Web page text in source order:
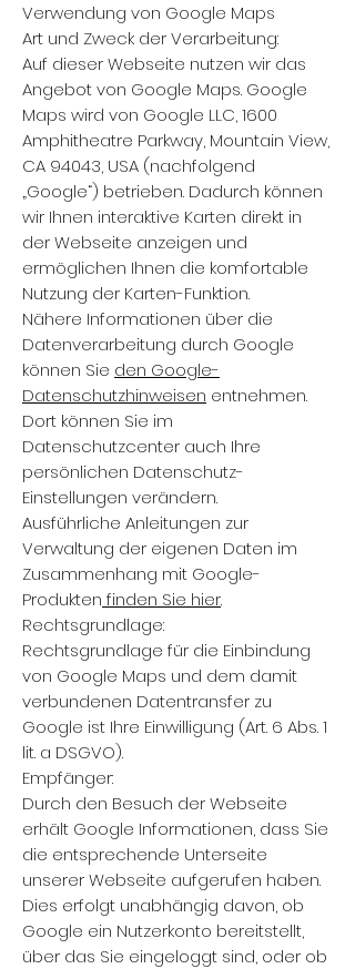
Verwendung von Google Maps
Art und Zweck der Verarbeitung:
Auf dieser Webseite nutzen wir das
Angebot von Google Maps. Google
Maps wird von Google LLC, 1600
Amphitheatre Parkway, Mountain View,
CA 94043, USA (nachfolgend
„Google“) betrieben. Dadurch können
wir Ihnen interaktive Karten direkt in
der Webseite anzeigen und
ermöglichen Ihnen die komfortable
Nutzung der Karten-Funktion.
Nähere Informationen über die
Datenverarbeitung durch Google
können Sie den Google-
Datenschutzhinweisen entnehmen.
Dort können Sie im
Datenschutzcenter auch Ihre
persönlichen Datenschutz-
Einstellungen verändern.
Ausführliche Anleitungen zur
Verwaltung der eigenen Daten im
Zusammenhang mit Google-
Produkten finden Sie hier.
Rechtsgrundlage:
Rechtsgrundlage für die Einbindung
von Google Maps und dem damit
verbundenen Datentransfer zu
Google ist Ihre Einwilligung (Art. 6 Abs. 1
lit. a DSGVO).
Empfänger:
Durch den Besuch der Webseite
erhält Google Informationen, dass Sie
die entsprechende Unterseite
unserer Webseite aufgerufen haben.
Dies erfolgt unabhängig davon, ob
Google ein Nutzerkonto bereitstellt,
über das Sie eingeloggt sind, oder ob